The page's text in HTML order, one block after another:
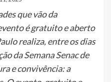
que vão da
é gratuito e aberto
realiza, entre os dias
da Semana Senac de
e convivência: a